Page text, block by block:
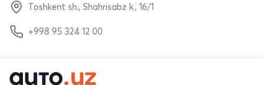
Toshkent sh., Shahrisabz k., 16/1
+998 95 324 12 00